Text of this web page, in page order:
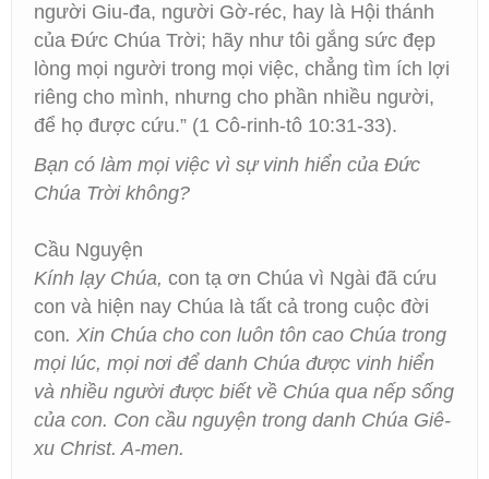
người Giu-đa, người Gờ-réc, hay là Hội thánh
của Đức Chúa Trời; hãy như tôi gắng sức đẹp
lòng mọi người trong mọi việc, chẳng tìm ích lợi
riêng cho mình, nhưng cho phần nhiều người,
để họ được cứu.” (1 Cô-rinh-tô 10:31-33).
Bạn có làm mọi việc vì sự vinh hiển của Đức
Chúa Trời không?
Cầu Nguyện
Kính lạy Chúa, con tạ ơn Chúa vì Ngài đã cứu
con và hiện nay Chúa là tất cả trong cuộc đời
con. Xin Chúa cho con luôn tôn cao Chúa trong
mọi lúc, mọi nơi để danh Chúa được vinh hiển
và nhiều người được biết về Chúa qua nếp sống
của con. Con cầu nguyện trong danh Chúa Giê-
xu Christ. A-men.